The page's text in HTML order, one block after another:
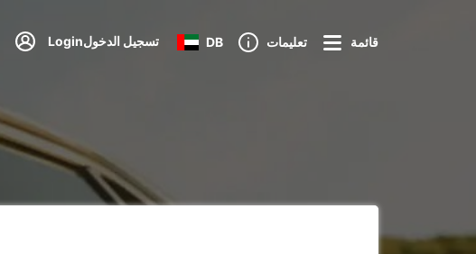
Loginتسجيل الدخول DB تعليمات قائمة